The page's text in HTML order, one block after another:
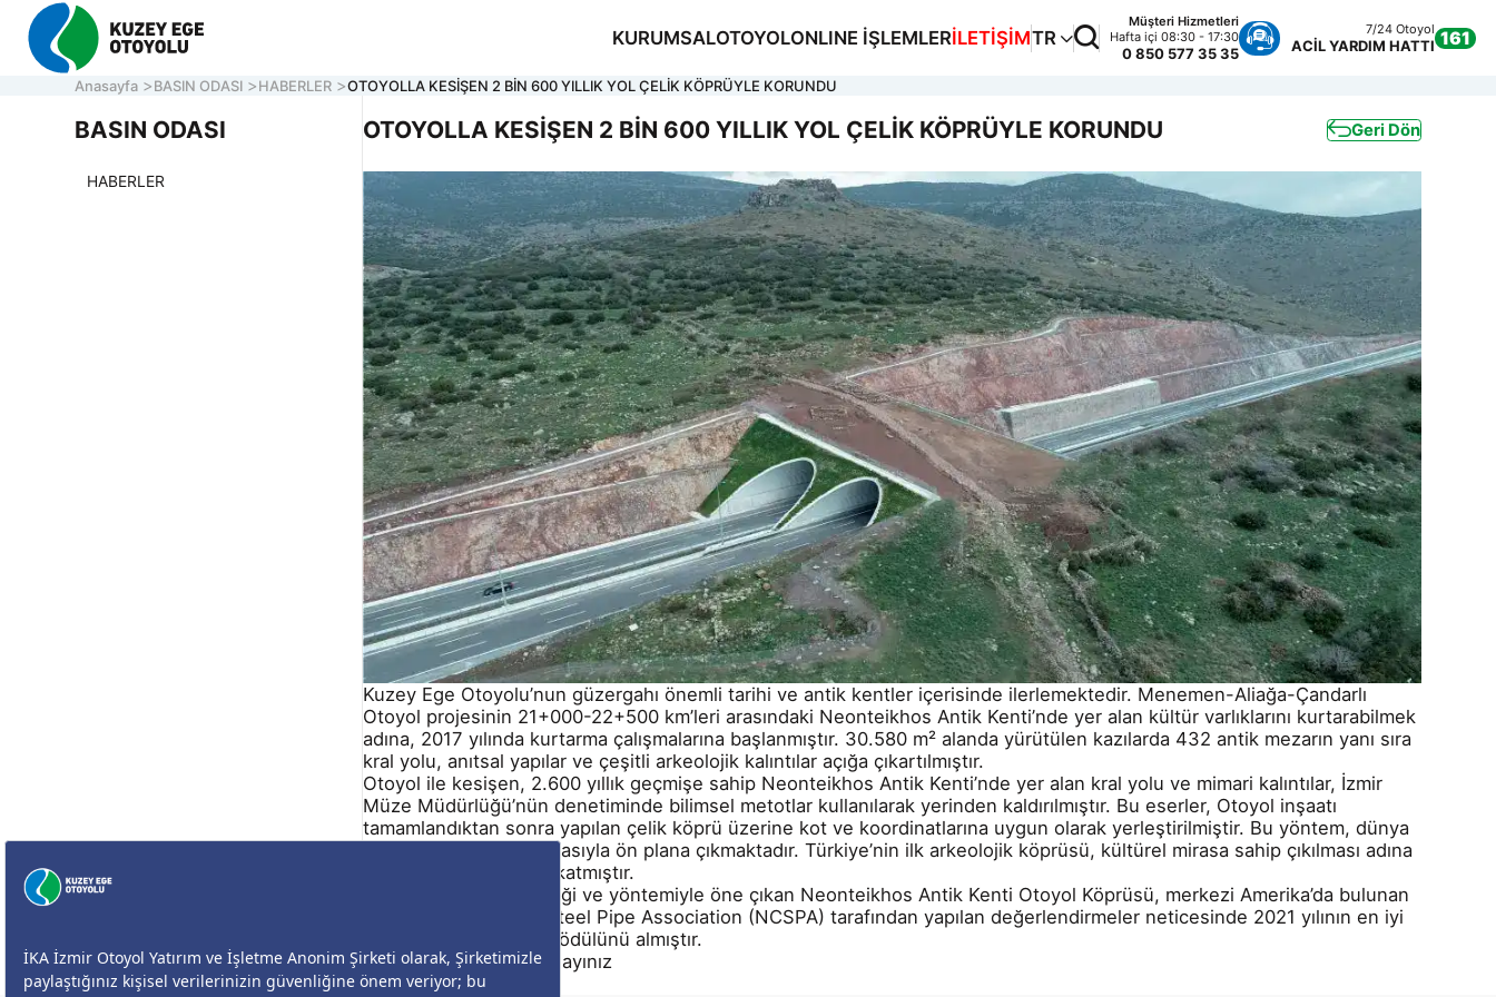
KURUMSALOTOYOLONLINE İŞLEMLERİLETİŞİMTR
Müşteri Hizmetleri
Hafta içi 08:30 - 17:30
0 850 577 35 35
7/24 Otoyol
ACİL YARDIM HATTI 161
KURUMSAL
OTOYOL
ONLINE İŞLEMLER
İLETİŞİM
161
Anasayfa BASIN ODASI HABERLER OTOYOLLA KESİŞEN 2 BİN 600 YILLIK YOL ÇELİK KÖPRÜYLE KORUNDU
BASIN ODASI
HABERLER
OTOYOLLA KESİŞEN 2 BİN 600 YILLIK YOL ÇELİK KÖPRÜYLE KORUNDU Geri Dön
Kuzey Ege Otoyolu’nun güzergahı önemli tarihi ve antik kentler içerisinde ilerlemektedir. Menemen-Aliağa-Çandarlı
Otoyol projesinin 21+000-22+500 km’leri arasındaki Neonteikhos Antik Kenti’nde yer alan kültür varlıklarını kurtarabilmek
adına, 2017 yılında kurtarma çalışmalarına başlanmıştır. 30.580 m² alanda yürütülen kazılarda 432 antik mezarın yanı sıra
kral yolu, anıtsal yapılar ve çeşitli arkeolojik kalıntılar açığa çıkartılmıştır.
Otoyol ile kesişen, 2.600 yıllık geçmişe sahip Neonteikhos Antik Kenti’nde yer alan kral yolu ve mimari kalıntılar, İzmir
Müze Müdürlüğü’nün denetiminde bilimsel metotlar kullanılarak yerinden kaldırılmıştır. Bu eserler, Otoyol inşaatı
tamamlandıktan sonra yapılan çelik köprü üzerine kot ve koordinatlarına uygun olarak yerleştirilmiştir. Bu yöntem, dünya
üzerinde ilk ve tek olmasıyla ön plana çıkmaktadır. Türkiye’nin ilk arkeolojik köprüsü, kültürel mirasa sahip çıkılması adına
projeye ayrı bir değer katmıştır.
Uygulanan yapım tekniği ve yöntemiyle öne çıkan Neonteikhos Antik Kenti Otoyol Köprüsü, merkezi Amerika’da bulunan
National Corrugated Steel Pipe Association (NCSPA) tarafından yapılan değerlendirmeler neticesinde 2021 yılının en iyi
özel uygulama projesi ödülünü almıştır.
Haber Kaynağı İçin Tıklayınız